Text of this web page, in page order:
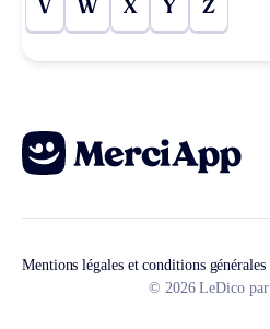
V W X Y Z
Mentions légales et conditions
© 2026 LeDico par